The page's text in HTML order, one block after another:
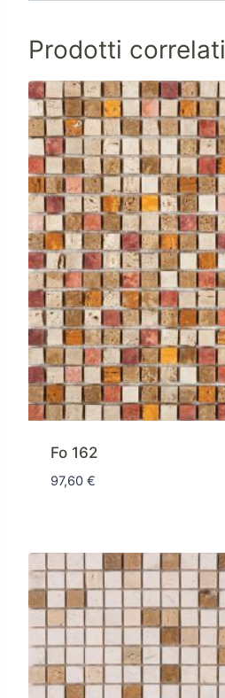
Prodotti correlati
Fo 162
97,60 €